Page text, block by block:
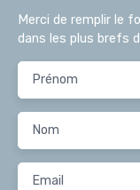
Merci de remplir le
dans les plus brefs
Prénom
Nom
Email